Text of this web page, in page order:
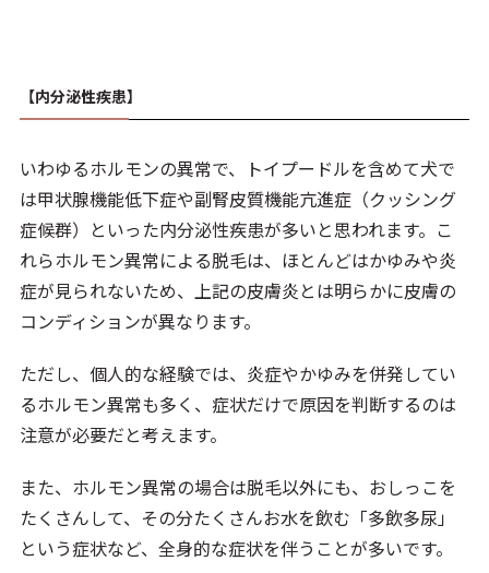
【内分泌性疾患】
いわゆるホルモンの異常で、トイプードルを含めて犬で
は甲状腺機能低下症や副腎皮質機能亢進症（クッシング
症候群）といった内分泌性疾患が多いと思われます。こ
れらホルモン異常による脱毛は、ほとんどはかゆみや炎
症が見られないため、上記の皮膚炎とは明らかに皮膚の
コンディションが異なります。
ただし、個人的な経験では、炎症やかゆみを併発してい
るホルモン異常も多く、症状だけで原因を判断するのは
注意が必要だと考えます。
また、ホルモン異常の場合は脱毛以外にも、おしっこを
たくさんして、その分たくさんお水を飲む「多飲多尿」
という症状など、全身的な症状を伴うことが多いです。